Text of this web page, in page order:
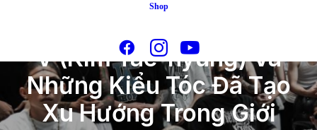
Shop
V (Kim Tae-hyung) Và
Những Kiểu Tóc Đã Tạo
Xu Hướng Trong Giới